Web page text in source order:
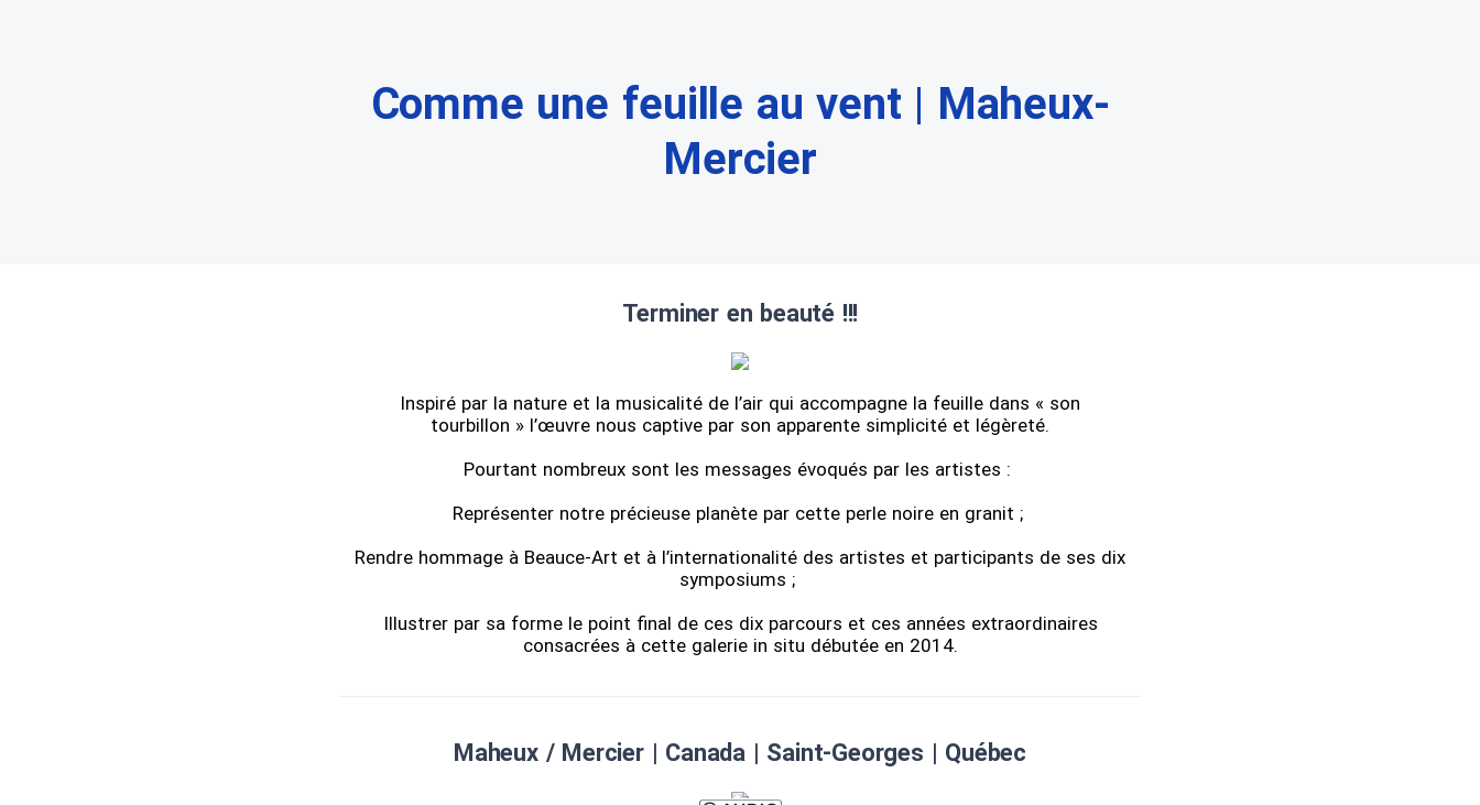
Comme une feuille au vent | Maheux-
Mercier
Terminer en beauté !!!
Inspiré par la nature et la musicalité de l’air qui accompagne la feuille dans « son
tourbillon » l’œuvre nous captive par son apparente simplicité et légèreté.
Pourtant nombreux sont les messages évoqués par les artistes :
Représenter notre précieuse planète par cette perle noire en granit ;
Rendre hommage à Beauce-Art et à l’internationalité des artistes et participants de ses dix
symposiums ;
Illustrer par sa forme le point final de ces dix parcours et ces années extraordinaires
consacrées à cette galerie in situ débutée en 2014.
Maheux / Mercier | Canada | Saint-Georges | Québec